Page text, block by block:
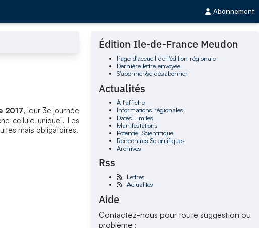
Abonnement
2017, leur 3e journée
cellule unique". Les
mais obligatoires.
Édition Ile-de-France Meudon
Page d'accueil de l'édition régionale
Dernière lettre envoyée
S'abonner/se désabonner
Actualités
À l'affiche
Informations régionales
Dates Limites
Manifestations
Potentiel Scientifique
Rencontres Scientifiques
Archives
Rss
Lettres
Actualités
Aide
Contactez-nous pour toute suggestion ou
problème :